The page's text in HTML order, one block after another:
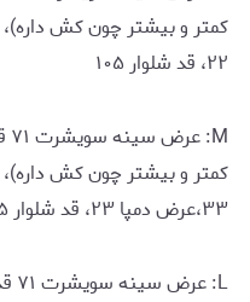
۲۲، قد شلوار ۱۰۵
۳۳،عرض دمپا ۲۳، قد شلوار ۱۰۵